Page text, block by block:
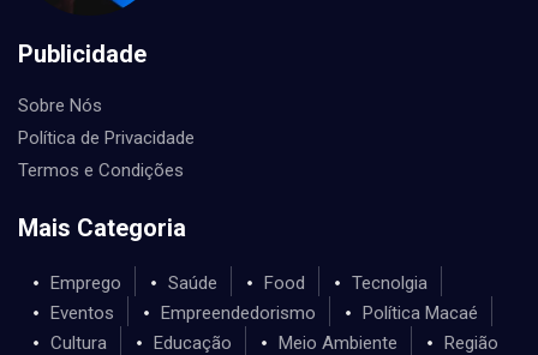
Publicidade
Sobre Nós
Política de Privacidade
Termos e Condições
Mais Categoria
Emprego Saúde Food
Tecnolgia
Eventos
Empreendedorismo
Política Macaé
Cultura
Educação Meio Ambiente Região